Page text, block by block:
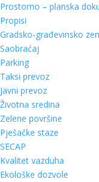
Prostorno – planska
Propisi
Gradsko-građevinsko
Saobraćaj
Parking
Taksi prevoz
Javni prevoz
Životna sredina
Zelene površine
Pješačke staze
SECAP
Kvalitet vazduha
Ekološke dozvole